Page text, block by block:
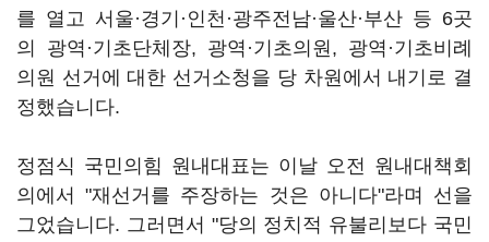
를 열고 서울·경기·인천·광주전남·울산·부산 등 6곳
의 광역·기초단체장, 광역·기초의원, 광역·기초비례
의원 선거에 대한 선거소청을 당 차원에서 내기로 결
정했습니다.
정점식 국민의힘 원내대표는 이날 오전 원내대책회
의에서 "재선거를 주장하는 것은 아니다"라며 선을
그었습니다. 그러면서 "당의 정치적 유불리보다 국민